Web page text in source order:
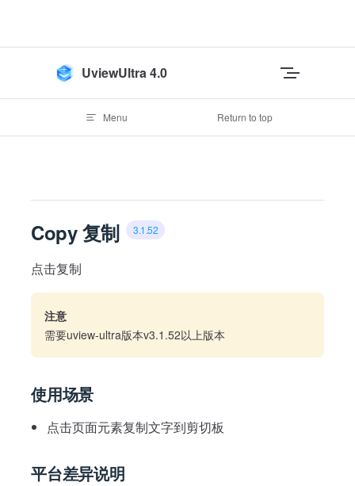
UviewUltra 4.0
Menu Return to top
Copy 复制 3.1.52
点击复制
注意
需要uview-ultra版本v3.1.52以上版本
使用场景
点击页面元素复制文字到剪切板
平台差异说明